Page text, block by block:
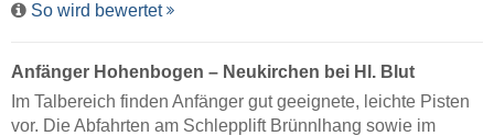
So wird bewertet
Anfänger Hohenbogen – Neukirchen bei Hl. Blut
Im Talbereich finden Anfänger gut geeignete, leichte Pisten
vor. Die Abfahrten am Schlepplift Brünnlhang sowie im